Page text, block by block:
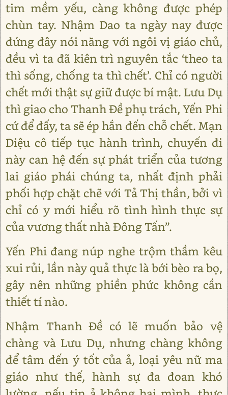
tim mềm yếu, càng không được phép
chùn tay. Nhậm Dao ta ngày nay được
đứng đây nói năng với ngôi vị giáo chủ,
đều vì ta đã kiên trì nguyên tắc ‘theo ta
thì sống, chống ta thì chết’. Chỉ có người
chết mới thật sự giữ được bí mật. Lưu Dụ
thì giao cho Thanh Đề phụ trách, Yến Phi
cứ để đấy, ta sẽ ép hắn đến chỗ chết. Mạn
Diệu cô tiếp tục hành trình, chuyến đi
này can hệ đến sự phát triển của tương
lai giáo phái chúng ta, nhất định phải
phối hợp chặt chẽ với Tả Thị thần, bởi vì
chỉ có y mới hiểu rõ tình hình thực sự
của vương thất nhà Đông Tấn”.
Yến Phi đang núp nghe trộm thầm kêu
xui rủi, lần này quả thực là bới bèo ra bọ,
gây nên những phiền phức không cần
thiết tí nào.
Nhậm Thanh Đề có lẽ muốn bảo vệ
chàng và Lưu Dụ, nhưng chàng không
để tâm đến ý tốt của ả, loại yêu nữ ma
giáo như thế, hành sự đa đoan khó